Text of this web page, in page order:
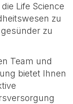
Life Science
zu
zu
Team und
bietet Ihnen